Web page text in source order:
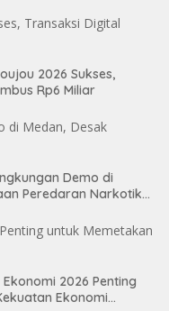
2026 Sukses,
Rp6 Miliar
Demo di
Peredaran Narkotika
2026 Penting
Ekonomi